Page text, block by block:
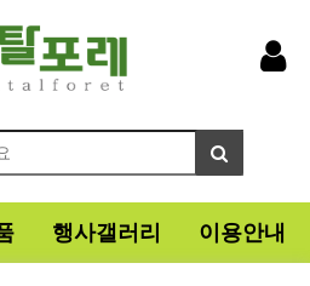
행사갤러리 이용안내